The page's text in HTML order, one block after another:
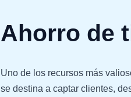
Ahorro de
Uno de los recursos más
se destina a captar clientes,